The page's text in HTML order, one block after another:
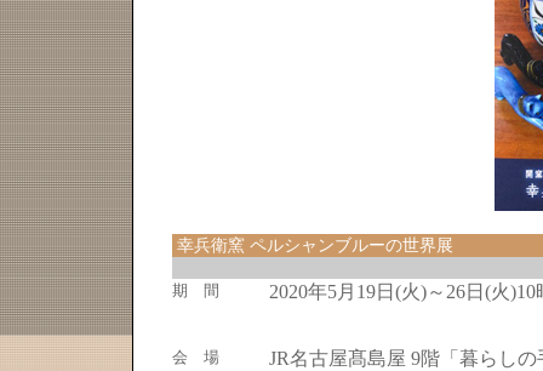
幸兵衛窯 ペルシャンブルーの世界展
期 間 2020年5月19日(火)～26日(火)10
会 場
JR名古屋髙島屋 9階「暮らし